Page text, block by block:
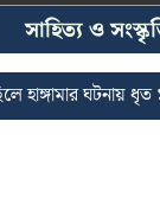
সাহিত্য ও
ঘটনায় ধৃত ১৬